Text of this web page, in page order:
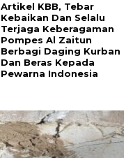
Artikel KBB, Tebar
Kebaikan Dan Selalu
Terjaga Keberagaman
Pompes Al Zaitun
Berbagi Daging Kurban
Dan Beras Kepada
Pewarna Indonesia